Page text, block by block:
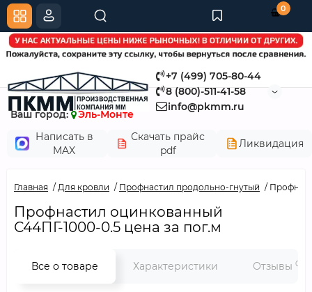
+7 (499) 705-80-44
8 (800)-511-41-58
info@pkmm.ru
Ваш город:
Эль-Монте
Написать в
MAX
Скачать прайс
pdf
Ликвидация
0
Главная Для кровли Профнастил продольно-гнутый
Профнастил оцинкованный
С44ПГ-1000-0.5 цена за пог.м
Все о товаре Характеристики Отзывы 0